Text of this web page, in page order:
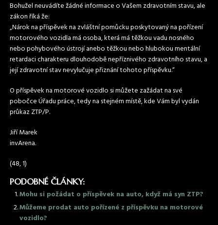
Bohužel neuvádíte žádné informace o Vašem zdravotním stavu, ale
zákon říká že:
„Nárok na příspěvek na zvláštní pomůcku poskytovaný na pořízení
motorového vozidla má osoba, která má těžkou vadu nosného
nebo pohybového ústrojí anebo těžkou nebo hlubokou mentální
retardaci charakteru dlouhodobě nepříznivého zdravotního stavu, a
její zdravotní stav nevylučuje přiznání tohoto příspěvku.“
O příspěvek na motorové vozidlo si můžete zažádat na své
pobočce Úřadu práce, tedy na stejném místě, kde Vám byl vydán
průkaz ZTP/P.
Jiří Marek
invArena.
(48, 1)
PODOBNÉ ČLÁNKY:
Mohu si požádat o příspěvek na auto, když má syn ZTP?
Můžeme prodat auto pořízené z příspěvku na motorové
vozidlo?